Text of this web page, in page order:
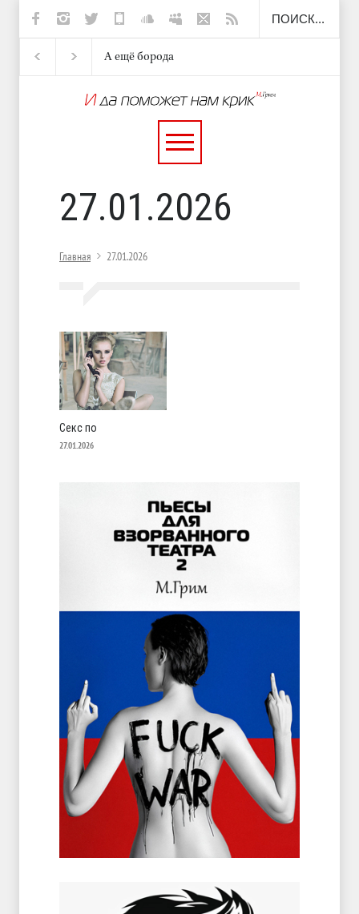
А ещё борода
27.01.2026
Главная 27.01.2026
Секс по
27.01.2026